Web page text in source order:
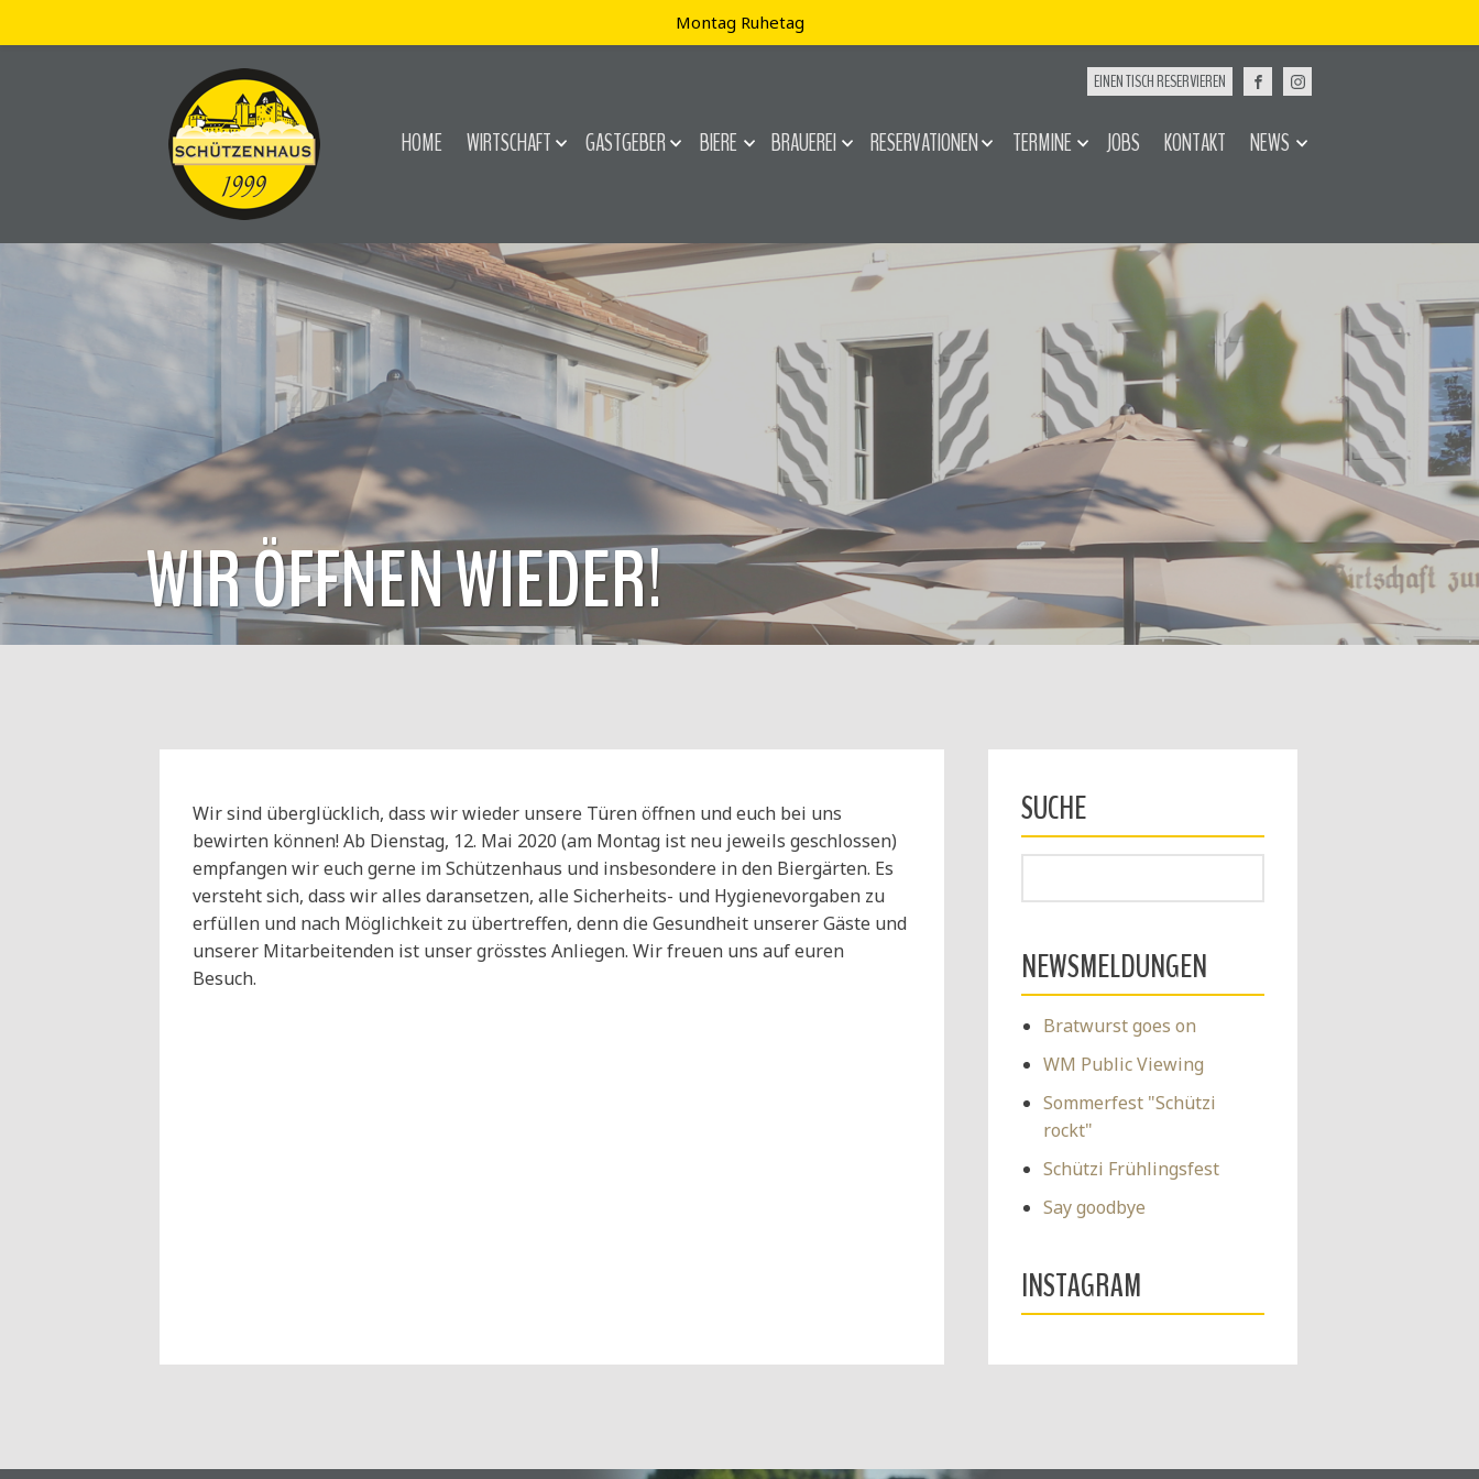
HOME WIRTSCHAFT GASTGEBER BIERE BRAUEREI RESERVATIONEN TERMINE JOBS KONTAKT NEWS
WIR ÖFFNEN WIEDER!
Wir sind überglücklich, dass wir wieder unsere Türen öffnen und euch bei uns
bewirten können! Ab Dienstag, 12. Mai 2020 (am Montag ist neu jeweils geschlossen)
empfangen wir euch gerne im Schützenhaus und insbesondere in den Biergärten. Es
versteht sich, dass wir alles daransetzen, alle Sicherheits- und Hygienevorgaben zu
erfüllen und nach Möglichkeit zu übertreffen, denn die Gesundheit unserer Gäste und
unserer Mitarbeitenden ist unser grösstes Anliegen. Wir freuen uns auf euren
Besuch.
SUCHE
NEWSMELDUNGEN
Bratwurst goes on
WM Public Viewing
Sommerfest "Schützi
rockt"
Schützi Frühlingsfest
Say goodbye
INSTAGRAM
Montag Ruhetag